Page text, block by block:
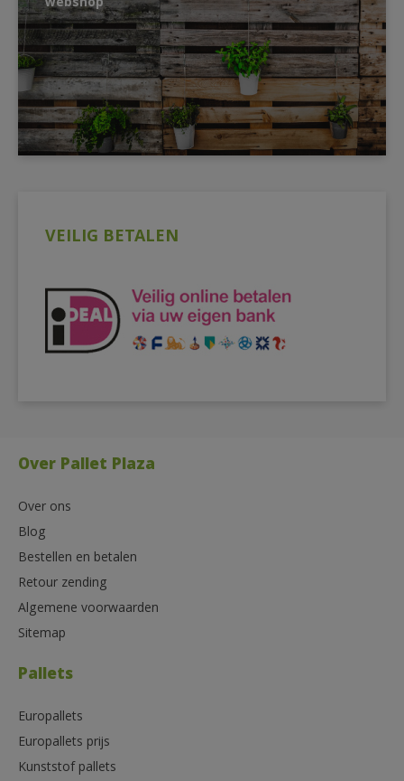
VEILIG BETALEN
Over Pallet Plaza
Over ons
Blog
Bestellen en betalen
Retour zending
Algemene voorwaarden
Sitemap
Pallets
Europallets
Europallets prijs
Kunststof pallets